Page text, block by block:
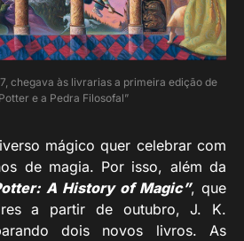
chegava às livrarias a primeira edição de
e a Pedra Filosofal”
mágico quer celebrar com
de magia. Por isso, além da
A History of Magic”, que
a partir de outubro, J. K.
dois novos livros. As